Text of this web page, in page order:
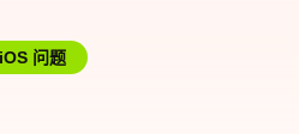
iOS 问题